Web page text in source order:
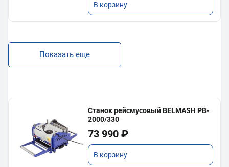
В корзину
Показать еще
Станок рейсмусовый BELMASH PB-
2000/330
73 990 ₽
В корзину